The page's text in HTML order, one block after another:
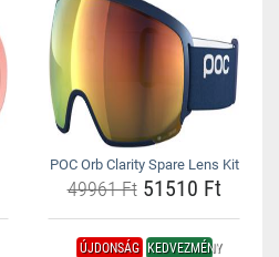
POC Orb Clarity Spare Lens Kit
49961 Ft51510 Ft
ÚJDONSÁG KEDVEZMÉNY